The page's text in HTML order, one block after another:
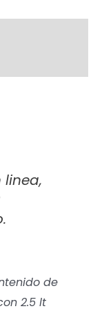
linea,
de
2.5 lt